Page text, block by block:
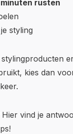
rusten
styling
kies dan
Hier vind je